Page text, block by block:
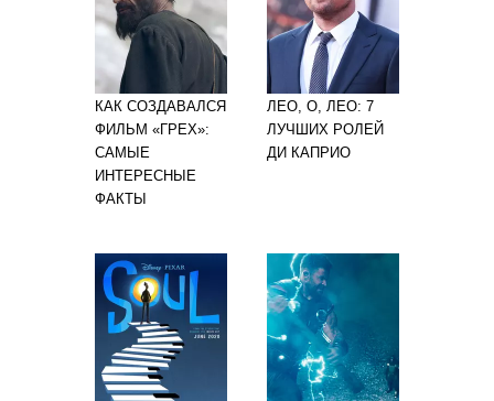
КАК СОЗДАВАЛСЯ
ФИЛЬМ «ГРЕХ»:
САМЫЕ
ИНТЕРЕСНЫЕ
ФАКТЫ
ЛЕО, О, ЛЕО: 7
ЛУЧШИХ РОЛЕЙ
ДИ КАПРИО